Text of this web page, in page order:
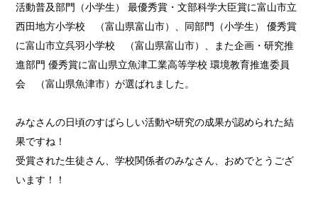
活動普及部門（小学生） 最優秀賞・文部科学大臣賞に富山市立
西田地方小学校 （富山県富山市）、同部門（小学生） 優秀賞
に富山市立呉羽小学校 （富山県富山市）、また企画・研究推
進部門 優秀賞に富山県立魚津工業高等学校 環境教育推進委員
会 （富山県魚津市）が選ばれました。
みなさんの日頃のすばらしい活動や研究の成果が認められた結
果ですね！
受賞された生徒さん、学校関係者のみなさん、おめでとうござ
います！！